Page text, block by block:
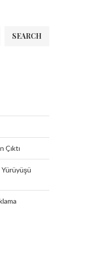
SEARCH
Çıktı
Yürüyüşü